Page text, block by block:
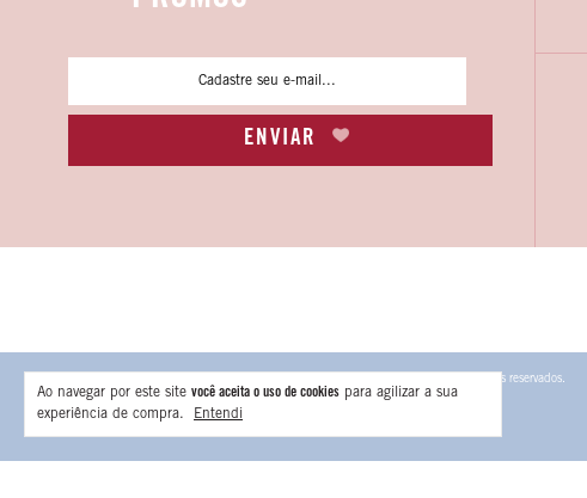
Ao navegar por este site você aceita o uso de cookies para agilizar a sua
experiência de compra.
Entendi
Copyright Ava Intimates - 53972916000170 - 2026. Todos os direitos reservados.